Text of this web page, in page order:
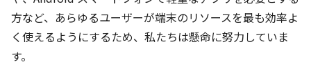
方など、あらゆるユーザーが端末のリソースを最も効率よ
く使えるようにするため、私たちは懸命に努力していま
す。